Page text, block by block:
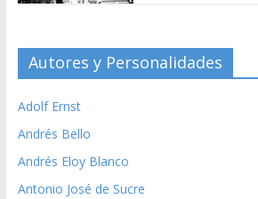
Autores y Personalidades
Adolf Ernst
Andrés Bello
Andrés Eloy Blanco
Antonio José de Sucre